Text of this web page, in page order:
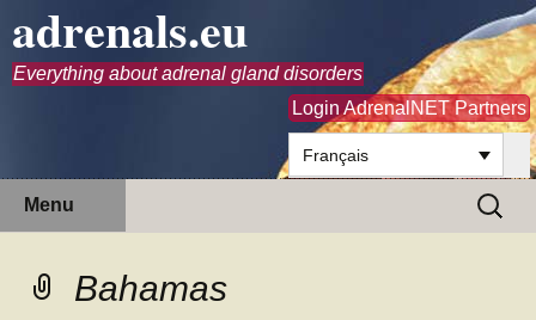
adrenals.eu
Everything about adrenal gland disorders
Login AdrenalNET Partners
Français
Menu
Bahamas